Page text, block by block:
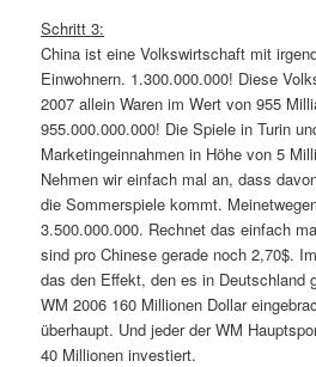
Schritt 3:
China ist eine Volkswirtschaft mit
Einwohnern. 1.300.000.000! Diese
2007 allein Waren im Wert von 955
955.000.000.000! Die Spiele in Turin
Marketingeinnahmen in Höhe von 5
Nehmen wir einfach mal an, dass
die Sommerspiele kommt.
3.500.000.000. Rechnet das einfach
sind pro Chinese gerade noch 2,70$.
das den Effekt, den es in Deutschland
WM 2006 160 Millionen Dollar
überhaupt. Und jeder der WM
40 Millionen investiert.